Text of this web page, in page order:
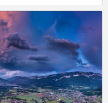
avoir des impacts